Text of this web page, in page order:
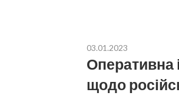
03.01.2023
Оперативна
щодо